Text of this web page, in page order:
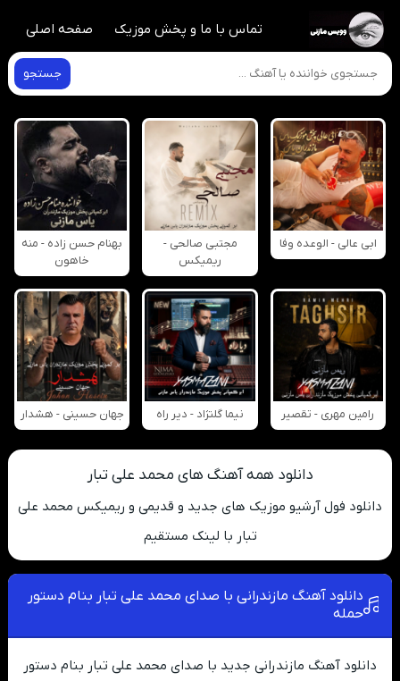
تماس با ما و پخش موزیک صفحه اصلی
جستجو
ابی عالی - الوعده وفا
مجتبی صالحی -
ریمیکس
بهنام حسن زاده - منه
خاهون
رامین مهری - تقصیر نیما گلنژاد - دیر راه جهان حسینی - هشدار
دانلود همه آهنگ های محمد علی تبار
دانلود فول آرشیو موزیک های جدید و قدیمی و ریمیکس محمد علی
تبار با لینک مستقیم
دانلود آهنگ مازندرانی با صدای محمد علی تبار بنام دستور
حمله
دانلود آهنگ مازندرانی جدید با صدای محمد علی تبار بنام دستور